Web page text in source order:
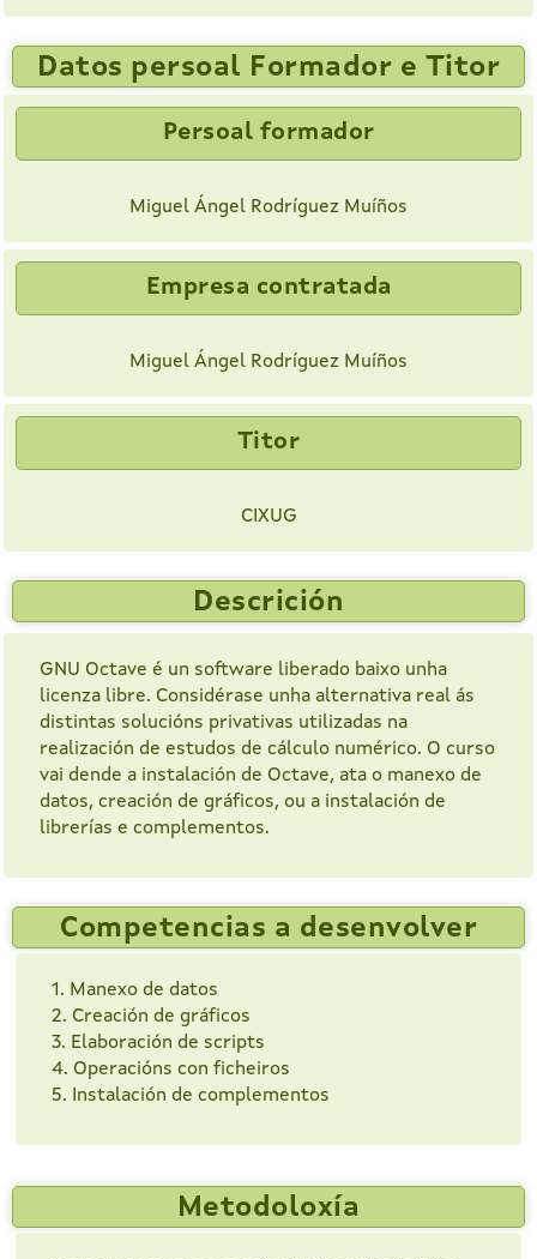
Datos persoal Formador e Titor
Persoal formador
Miguel Ángel Rodríguez Muíños
Empresa contratada
Miguel Ángel Rodríguez Muíños
Titor
CIXUG
Descrición
GNU Octave é un software liberado baixo unha
licenza libre. Considérase unha alternativa real ás
distintas solucións privativas utilizadas na
realización de estudos de cálculo numérico. O curso
vai dende a instalación de Octave, ata o manexo de
datos, creación de gráficos, ou a instalación de
librerías e complementos.
Competencias a desenvolver
1. Manexo de datos
2. Creación de gráficos
3. Elaboración de scripts
4. Operacións con ficheiros
5. Instalación de complementos
Metodoloxía